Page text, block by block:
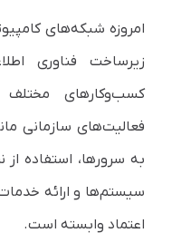
امروزه شبکه‌های
زیرساخت فناوری
کسب‌وکارهای مختلف
فعالیت‌های سازمانی
به سرورها، استفاده از
سیستم‌ها و ارائه
اعتماد وابسته است.